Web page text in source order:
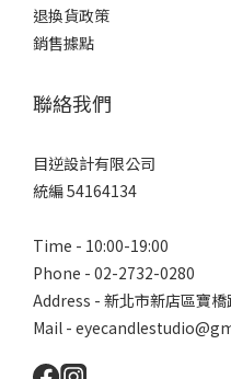
退換貨政策
銷售據點
聯絡我們
目逆設計有限公司
統編 54164134
Time - 10:00-19:00
Phone - 02-2732-0280
Address - 新北市新店區寶
Mail -